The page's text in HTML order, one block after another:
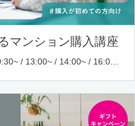
マンション購入講座